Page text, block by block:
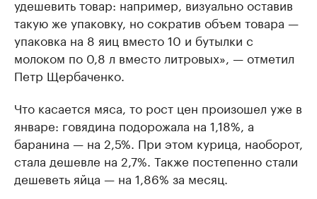
удешевить товар: например, визуально оставив
такую же упаковку, но сократив объем товара —
упаковка на 8 яиц вместо 10 и бутылки с
молоком по 0,8 л вместо литровых», — отметил
Петр Щербаченко.
Что касается мяса, то рост цен произошел уже в
январе: говядина подорожала на 1,18%, а
баранина — на 2,5%. При этом курица, наоборот,
стала дешевле на 2,7%. Также постепенно стали
дешеветь яйца — на 1,86% за месяц.